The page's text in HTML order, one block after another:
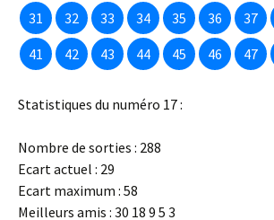
31
32 33 34 35 36 37
41
42 43 44 45 46 47
Statistiques du numéro 17 :
Nombre de sorties : 288
Ecart actuel : 29
Ecart maximum : 58
Meilleurs amis : 30 18 9 5 3